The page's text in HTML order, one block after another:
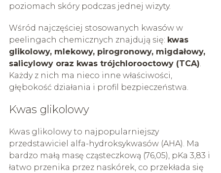
poziomach skóry podczas jednej wizyty.
Wśród najczęściej stosowanych kwasów w
peelingach chemicznych znajdują się: kwas
glikolowy, mlekowy, pirogronowy, migdałowy,
salicylowy oraz kwas trójchlorooctowy (TCA).
Każdy z nich ma nieco inne właściwości,
głębokość działania i profil bezpieczeństwa.
Kwas glikolowy
Kwas glikolowy to najpopularniejszy
przedstawiciel alfa-hydroksykwasów (AHA). Ma
bardzo małą masę cząsteczkową (76,05), pKa 3,83 i
łatwo przenika przez naskórek, co przekłada się